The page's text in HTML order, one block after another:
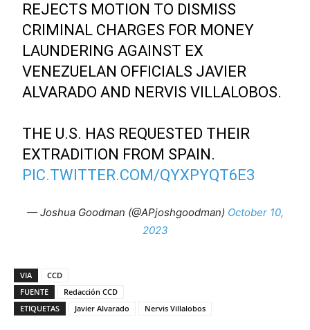
REJECTS MOTION TO DISMISS
CRIMINAL CHARGES FOR MONEY
LAUNDERING AGAINST EX
VENEZUELAN OFFICIALS JAVIER
ALVARADO AND NERVIS VILLALOBOS.
THE U.S. HAS REQUESTED THEIR
EXTRADITION FROM SPAIN.
PIC.TWITTER.COM/QYXPYQT6E3
— Joshua Goodman (@APjoshgoodman) October 10,
2023
VIA
CCD
FUENTE
Redacción CCD
ETIQUETAS
Javier Alvarado Nervis Villalobos